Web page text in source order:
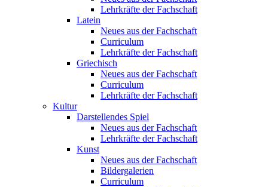
Lehrkräfte der Fachschaft
Latein
Neues aus der Fachschaft
Curriculum
Lehrkräfte der Fachschaft
Griechisch
Neues aus der Fachschaft
Curriculum
Lehrkräfte der Fachschaft
Kultur
Darstellendes Spiel
Neues aus der Fachschaft
Lehrkräfte der Fachschaft
Kunst
Neues aus der Fachschaft
Bildergalerien
Curriculum